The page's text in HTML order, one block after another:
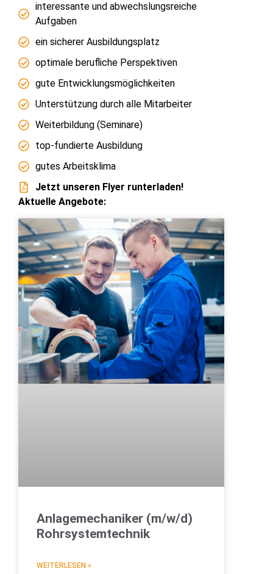
interessante und abwechslungsreiche
Aufgaben
ein sicherer Ausbildungsplatz
optimale berufliche Perspektiven
gute Entwicklungsmöglichkeiten
Unterstützung durch alle Mitarbeiter
Weiterbildung (Seminare)
top-fundierte Ausbildung
gutes Arbeitsklima
Jetzt unseren Flyer runterladen!
Aktuelle Angebote:
Anlagemechaniker (m/w/d)
Rohrsystemtechnik
WEITERLESEN »